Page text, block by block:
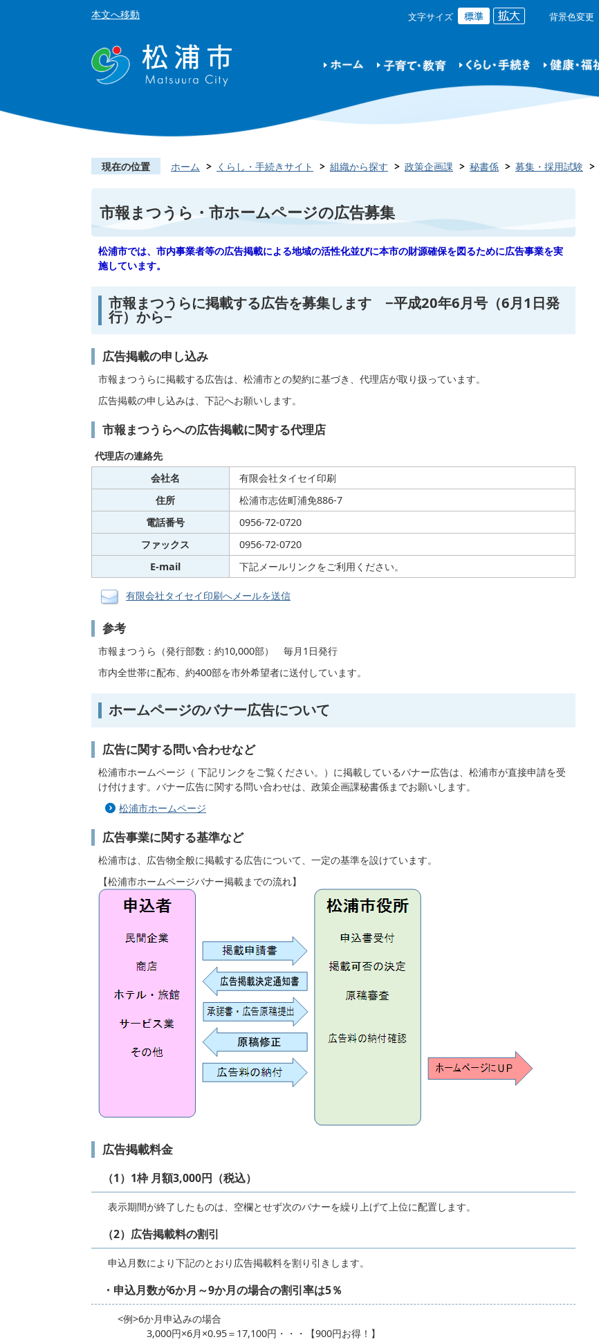
本文へ移動 文字サイズ 背景色変更
現在の位置 ホーム くらし・手続きサイト 組織から探す 政策企画課 秘書係 募集・採用試験
市報まつうら・市ホームページの広告募集
松浦市では、市内事業者等の広告掲載による地域の活性化並びに本市の財源確保を図るために広告事業を実
施しています。
市報まつうらに掲載する広告を募集します −平成20年6月号（6月1日発
行）から−
広告掲載の申し込み
市報まつうらに掲載する広告は、松浦市との契約に基づき、代理店が取り扱っています。
広告掲載の申し込みは、下記へお願いします。
市報まつうらへの広告掲載に関する代理店
代理店の連絡先
会社名
有限会社タイセイ印刷
住所
松浦市志佐町浦免886-7
電話番号
0956-72-0720
ファックス
0956-72-0720
E-mail
下記メールリンクをご利用ください。
有限会社タイセイ印刷へメールを送信
参考
市報まつうら（発行部数：約10,000部） 毎月1日発行
市内全世帯に配布、約400部を市外希望者に送付しています。
ホームページのバナー広告について
広告に関する問い合わせなど
松浦市ホームページ（ 下記リンクをご覧ください。）に掲載しているバナー広告は、松浦市が直接申請を受
け付けます。バナー広告に関する問い合わせは、政策企画課秘書係までお願いします。
松浦市ホームページ
広告事業に関する基準など
松浦市は、広告物全般に掲載する広告について、一定の基準を設けています。
【松浦市ホームページバナー掲載までの流れ】
広告掲載料金
（1）1枠 月額3,000円（税込）
表示期間が終了したものは、空欄とせず次のバナーを繰り上げて上位に配置します。
（2）広告掲載料の割引
申込月数により下記のとおり広告掲載料を割り引きします。
・申込月数が6か月～9か月の場合の割引率は5％
<例>6か月申込みの場合
3,000円×6月×0.95＝17,100円・・・【900円お得！】